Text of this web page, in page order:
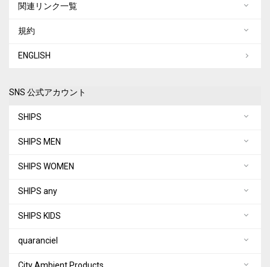
関連リンク一覧
規約
ENGLISH
SNS 公式アカウント
SHIPS
SHIPS MEN
SHIPS WOMEN
SHIPS any
SHIPS KIDS
quaranciel
City Ambient Products